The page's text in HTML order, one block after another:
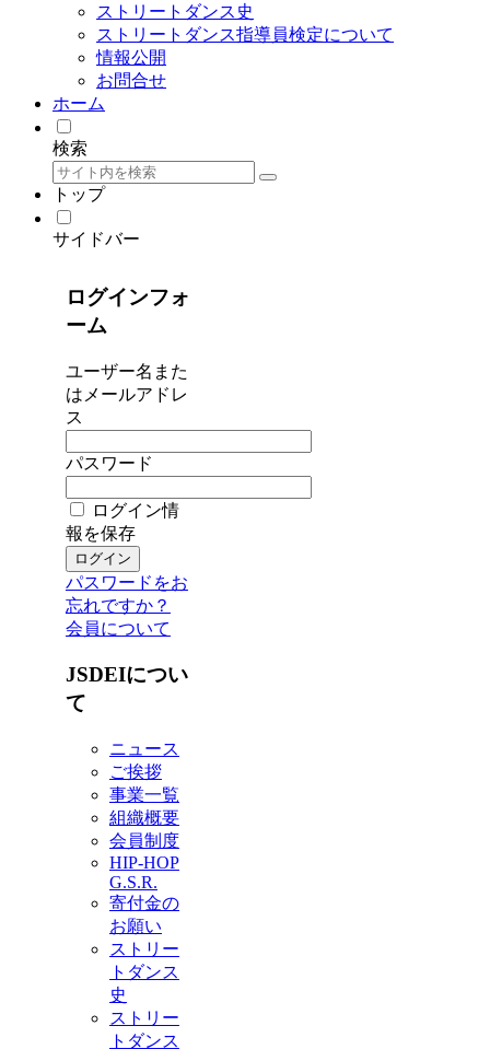
ストリートダンス史
ストリートダンス指導員検定について
情報公開
お問合せ
ホーム
検索
トップ
サイドバー
ログインフォ
ーム
ユーザー名また
はメールアドレ
ス
パスワード
ログイン情
報を保存
パスワードをお
忘れですか？
会員について
JSDEIについ
て
ニュース
ご挨拶
事業一覧
組織概要
会員制度
HIP-HOP
G.S.R.
寄付金の
お願い
ストリー
トダンス
史
ストリー
トダンス